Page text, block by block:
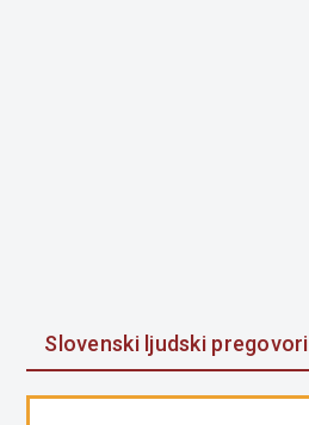
Slovenski ljudski pregovori